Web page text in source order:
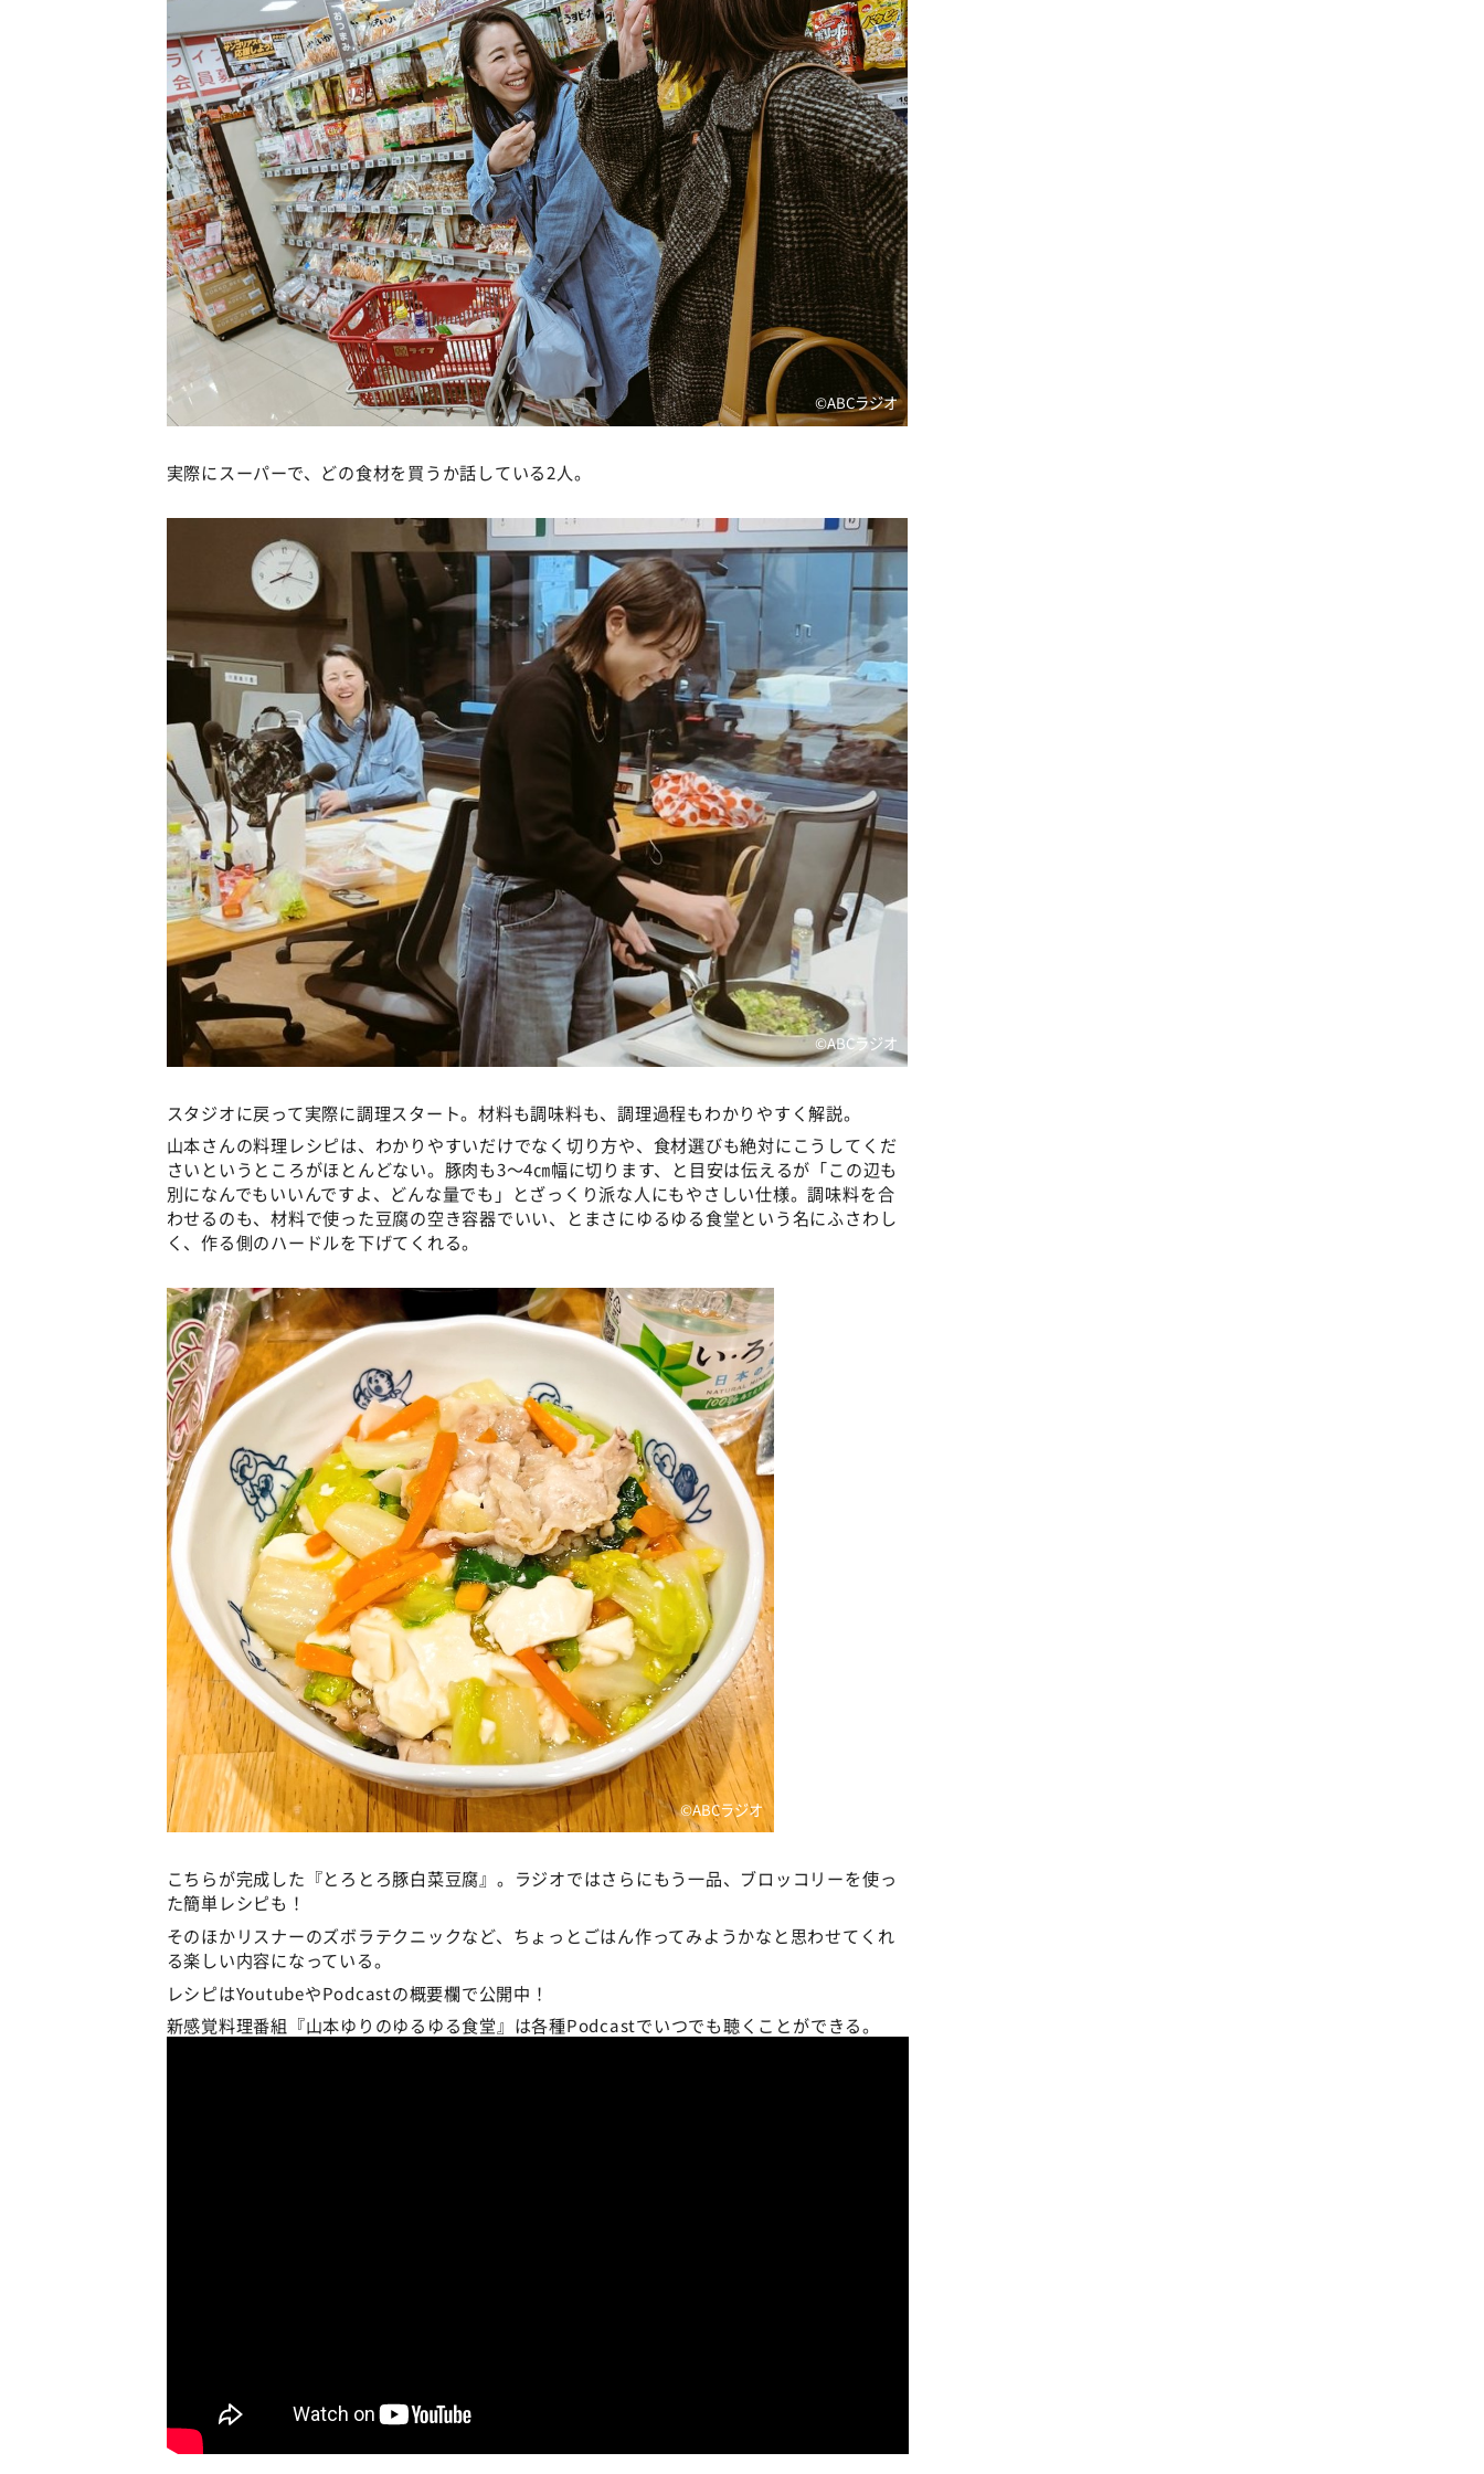
©️ABCラジオ
実際にスーパーで、どの食材を買うか話している2人。
©️ABCラジオ
スタジオに戻って実際に調理スタート。材料も調味料も、調理過程もわかりやすく解説。
山本さんの料理レシピは、わかりやすいだけでなく切り方や、食材選びも絶対にこうしてくだ
さいというところがほとんどない。豚肉も3～4㎝幅に切ります、と目安は伝えるが「この辺も
別になんでもいいんですよ、どんな量でも」とざっくり派な人にもやさしい仕様。調味料を合
わせるのも、材料で使った豆腐の空き容器でいい、とまさにゆるゆる食堂という名にふさわし
く、作る側のハードルを下げてくれる。
©️ABCラジオ
こちらが完成した『とろとろ豚白菜豆腐』。ラジオではさらにもう一品、ブロッコリーを使っ
た簡単レシピも！
そのほかリスナーのズボラテクニックなど、ちょっとごはん作ってみようかなと思わせてくれ
る楽しい内容になっている。
レシピはYoutubeやPodcastの概要欄で公開中！
新感覚料理番組『山本ゆりのゆるゆる食堂』は各種Podcastでいつでも聴くことができる。